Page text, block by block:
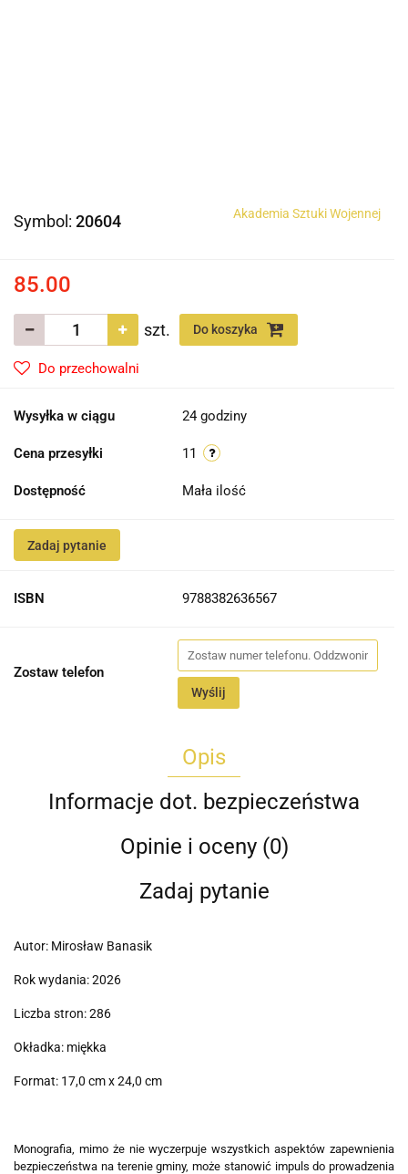
Symbol: 20604 Akademia Sztuki Wojennej
85.00
szt. Do koszyka
Do przechowalni
Wysyłka w ciągu 24 godziny
Cena przesyłki 11
Dostępność Mała ilość
Zadaj pytanie
ISBN 9788382636567
Zostaw telefon
Wyślij
Opis
Informacje dot. bezpieczeństwa
Opinie i oceny (0)
Zadaj pytanie
Autor: Mirosław Banasik
Rok wydania: 2026
Liczba stron: 286
Okładka: miękka
Format: 17,0 cm x 24,0 cm
Monografia, mimo że nie wyczerpuje wszystkich aspektów zapewnienia
bezpieczeństwa na terenie gminy, może stanowić impuls do prowadzenia